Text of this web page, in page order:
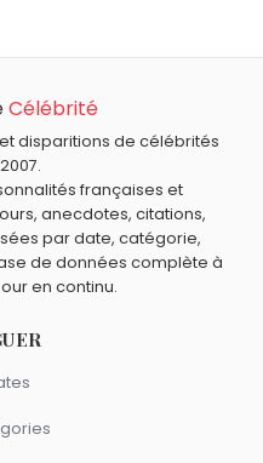
Capote ?
, David Hume
signe Balance
Faulkner
Célébrité
disparitions de célébrités
françaises et
anecdotes, citations,
par date, catégorie,
de données complète à
en continu.